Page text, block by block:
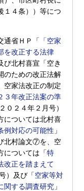
１４条））等につ
通省ＨＰ「
「空家
を改正する法律
び北村喜宣「空き
のための改正法解
家法改正の制定
３年改正法案の準
０２４年２月号）
については北村喜
例対応の可能性 」
北村論文⑦を、空
については「特
正を踏まえて
）及び「空家等対
関する調査研究 」